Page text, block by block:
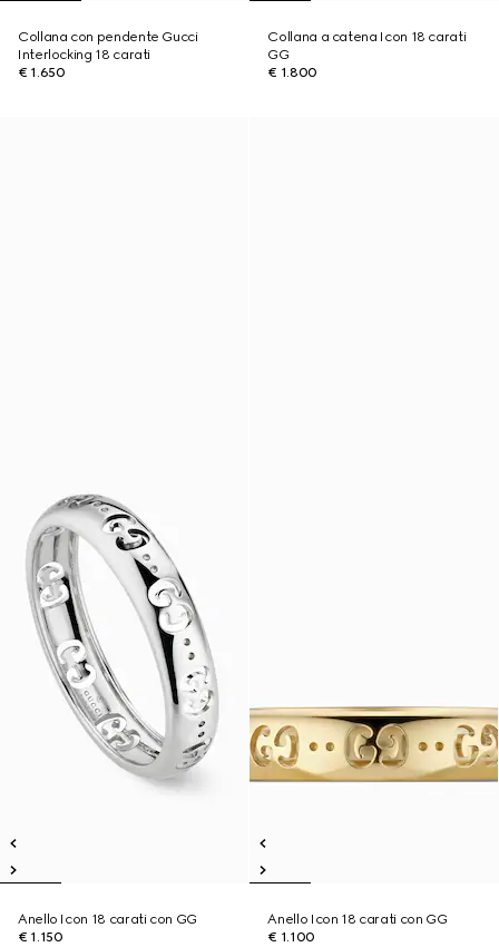
Collana con pendente Gucci
Interlocking 18 carati
€ 1.650
Collana a catena Icon 18 carati
GG
€ 1.800
Anello Icon 18 carati con GG
€ 1.150
Anello Icon 18 carati con GG
€ 1.100